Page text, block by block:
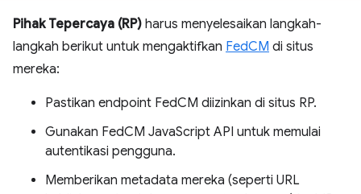
Pihak Tepercaya (RP) harus menyelesaikan langkah-
langkah berikut untuk mengaktifkan FedCM di situs
mereka:
Pastikan endpoint FedCM diizinkan di situs RP.
Gunakan FedCM JavaScript API untuk memulai
autentikasi pengguna.
Memberikan metadata mereka (seperti URL